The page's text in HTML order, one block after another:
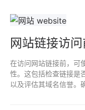
网站链接访
在访问网站链接前，可
性。这包括检查链接是
以及评估其域名信誉。